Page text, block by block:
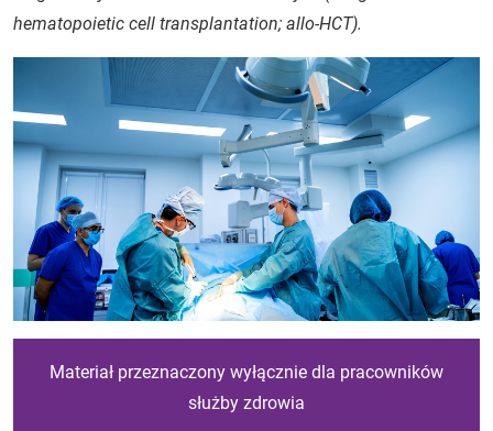
hematopoietic cell transplantation; allo-HCT).
Materiał przeznaczony wyłącznie dla pracowników
służby zdrowia